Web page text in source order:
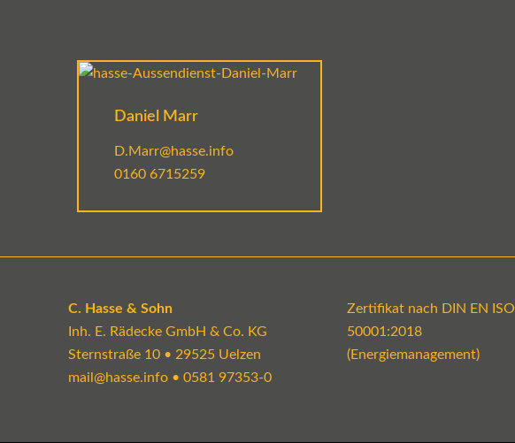
Daniel Marr
D.Marr@hasse.info
0160 6715259
C. Hasse & Sohn
Inh. E. Rädecke GmbH & Co. KG
Sternstraße 10 • 29525 Uelzen
mail@hasse.info• 0581 97353-0
Zertifikat nach DIN EN ISO
50001:2018
(Energiemanagement)